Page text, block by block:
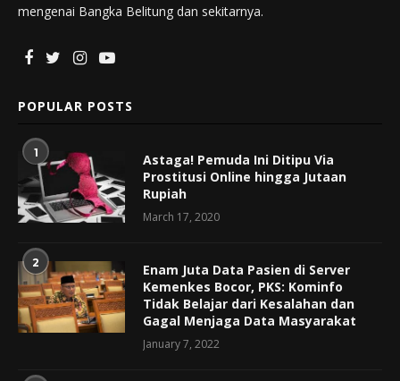
mengenai Bangka Belitung dan sekitarnya.
POPULAR POSTS
1
Astaga! Pemuda Ini Ditipu Via
Prostitusi Online hingga Jutaan
Rupiah
March 17, 2020
2
Enam Juta Data Pasien di Server
Kemenkes Bocor, PKS: Kominfo
Tidak Belajar dari Kesalahan dan
Gagal Menjaga Data Masyarakat
January 7, 2022